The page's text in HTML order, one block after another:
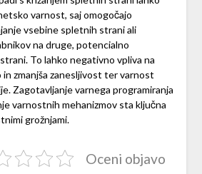
varnost, saj omogočajo
vsebine spletnih strani ali
na druge, potencialno
To lahko negativno vpliva na
in zmanjša zanesljivost ter varnost
Zagotavljanje varnega programiranja
varnostnih mehanizmov sta ključna
grožnjami.
Oceni objavo